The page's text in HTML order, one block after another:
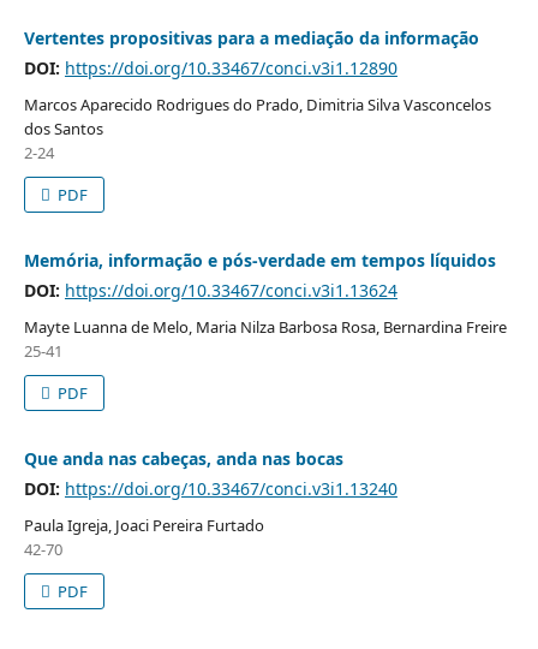
Vertentes propositivas para a mediação da informação
DOI: https://doi.org/10.33467/conci.v3i1.12890
Marcos Aparecido Rodrigues do Prado, Dimitria Silva Vasconcelos
dos Santos
2-24
PDF
Memória, informação e pós-verdade em tempos líquidos
DOI: https://doi.org/10.33467/conci.v3i1.13624
Mayte Luanna de Melo, Maria Nilza Barbosa Rosa, Bernardina Freire
25-41
PDF
Que anda nas cabeças, anda nas bocas
DOI: https://doi.org/10.33467/conci.v3i1.13240
Paula Igreja, Joaci Pereira Furtado
42-70
PDF